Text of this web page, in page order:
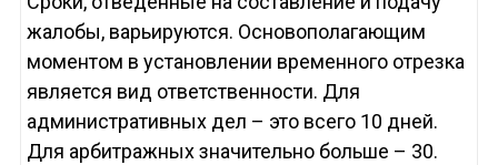
жалобы, варьируются. Основополагающим
моментом в установлении временного отрезка
является вид ответственности. Для
административных дел – это всего 10 дней.
Для арбитражных значительно больше – 30.